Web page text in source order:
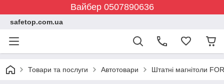
Вайбер 0507890636
safetop.com.ua
Товари та послуги Автотовари Штатні магнітоли